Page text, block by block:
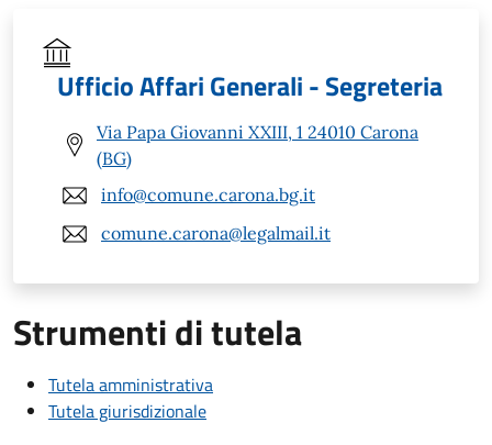
Ufficio Affari Generali - Segreteria
Via Papa Giovanni XXIII, 1 24010 Carona
(BG)
info@comune.carona.bg.it
comune.carona@legalmail.it
Strumenti di tutela
Tutela amministrativa
Tutela giurisdizionale